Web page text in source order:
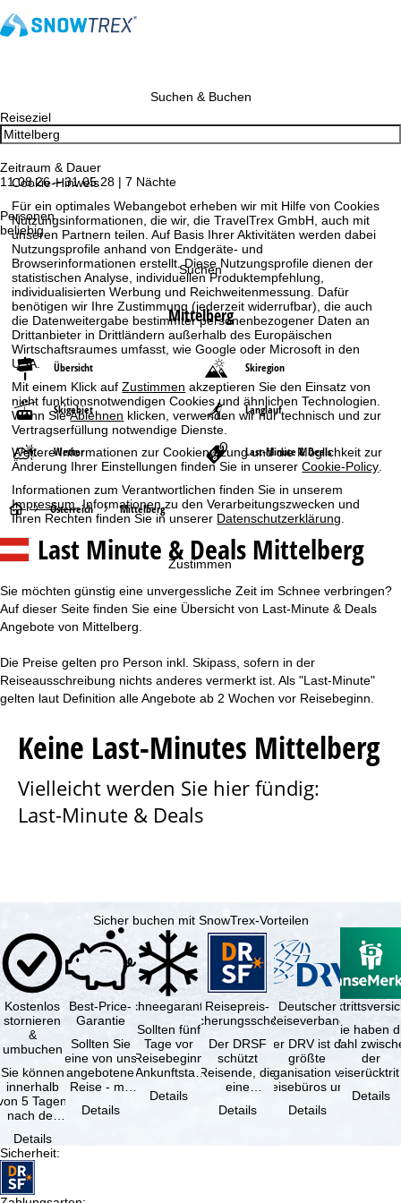
Cookie-Hinweis
Für ein optimales Webangebot erheben wir mit Hilfe von Cookies
Nutzungsinformationen, die wir, die TravelTrex GmbH, auch mit
unseren Partnern teilen. Auf Basis Ihrer Aktivitäten werden dabei
Nutzungsprofile anhand von Endgeräte- und
Browserinformationen erstellt. Diese Nutzungsprofile dienen der
statistischen Analyse, individuellen Produktempfehlung,
individualisierten Werbung und Reichweitenmessung. Dafür
benötigen wir Ihre Zustimmung (jederzeit widerrufbar), die auch
die Datenweitergabe bestimmter personenbezogener Daten an
Drittanbieter in Drittländern außerhalb des Europäischen
Wirtschaftsraumes umfasst, wie Google oder Microsoft in den
USA.
Mit einem Klick aufZustimmen akzeptieren Sie den Einsatz von
nicht funktionsnotwendigen Cookies und ähnlichen Technologien.
Wenn SieAblehnen klicken, verwenden wir nur technisch und zur
Vertragserfüllung notwendige Dienste.
Weitere Informationen zur Cookienutzung und die Möglichkeit zur
Änderung Ihrer Einstellungen finden Sie in unsererCookie-Policy
Informationen zum Verantwortlichen finden Sie in unserem
Impressum . Informationen zu den Verarbeitungszwecken und
Ihren Rechten finden Sie in unserer Datenschutzerklärung
Zustimmen
Suchen & Buchen
Reiseziel
Zeitraum & Dauer
11.08.26 – 31.05.28 | 7 Nächte
Personen
beliebig
Suchen
Mittelberg
Übersicht Skiregion
Skigebiet Langlauf
Wetter Last-Minute & Deals
S
t
r
Österreich Mittelberg
Last Minute & Deals Mittelberg
Sie möchten günstig eine unvergessliche Zeit im Schnee verbringen?
Auf dieser Seite finden Sie eine Übersicht von Last-Minute & Deals
Angebote von Mittelberg.
Die Preise gelten pro Person inkl. Skipass, sofern in der
Reiseausschreibung nichts anderes vermerkt ist. Als "Last-Minute"
gelten laut Definition alle Angebote ab 2 Wochen vor Reisebeginn.
Keine Last-Minutes Mittelberg
Vielleicht werden Sie hier fündig:
Last-Minute & Deals
Sicher buchen mit SnowTrex-Vorteilen
Kostenlos
stornieren
&
umbuchen
Sie können
innerhalb
5 Tagen
nach der
kostenfrei
…
Details
Best-Price-
Garantie
Sollten Sie
eine von uns
angebotene
Reise - mit
Leistung und
Details
Schneegarantie
Sollten fünf
Tage vor
Reisebeginn
(Ankunftstag)
Schneemangel
Details
Reisepreis-
Sicherungsschein
Der DRSF
schützt
Reisende, die
eine
oder
Details
Deutscher
Reiseverband
Der DRV ist die
größte
Organisation von
Reisebüros und
Reiseveranstaltern
in …
Details
Sie haben
Wahl
der
(inklusive
Details
Sicherheit: